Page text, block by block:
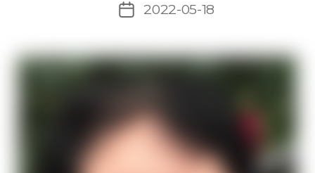
Дата2022-05-18